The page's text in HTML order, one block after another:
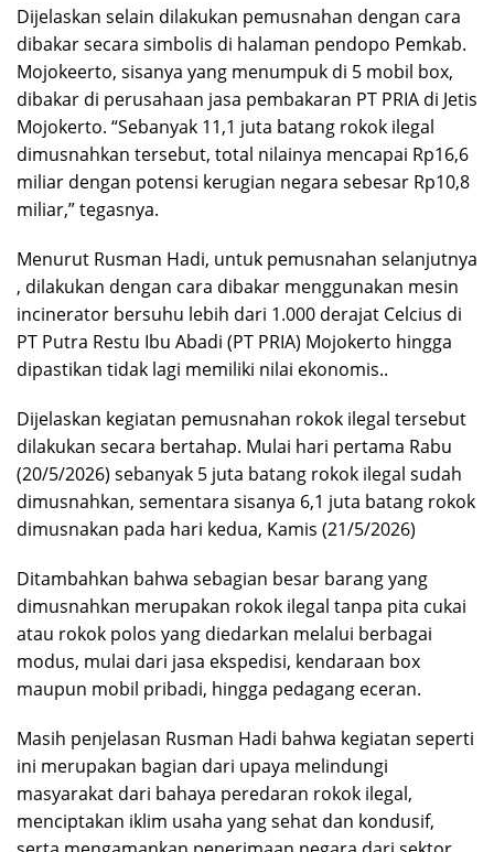
Dijelaskan selain dilakukan pemusnahan dengan cara
dibakar secara simbolis di halaman pendopo Pemkab.
Mojokeerto, sisanya yang menumpuk di 5 mobil box,
dibakar di perusahaan jasa pembakaran PT PRIA di Jetis
Mojokerto. “Sebanyak 11,1 juta batang rokok ilegal
dimusnahkan tersebut, total nilainya mencapai Rp16,6
miliar dengan potensi kerugian negara sebesar Rp10,8
miliar,” tegasnya.
Menurut Rusman Hadi, untuk pemusnahan selanjutnya
, dilakukan dengan cara dibakar menggunakan mesin
incinerator bersuhu lebih dari 1.000 derajat Celcius di
PT Putra Restu Ibu Abadi (PT PRIA) Mojokerto hingga
dipastikan tidak lagi memiliki nilai ekonomis..
Dijelaskan kegiatan pemusnahan rokok ilegal tersebut
dilakukan secara bertahap. Mulai hari pertama Rabu
(20/5/2026) sebanyak 5 juta batang rokok ilegal sudah
dimusnahkan, sementara sisanya 6,1 juta batang rokok
dimusnakan pada hari kedua, Kamis (21/5/2026)
Ditambahkan bahwa sebagian besar barang yang
dimusnahkan merupakan rokok ilegal tanpa pita cukai
atau rokok polos yang diedarkan melalui berbagai
modus, mulai dari jasa ekspedisi, kendaraan box
maupun mobil pribadi, hingga pedagang eceran.
Masih penjelasan Rusman Hadi bahwa kegiatan seperti
ini merupakan bagian dari upaya melindungi
masyarakat dari bahaya peredaran rokok ilegal,
menciptakan iklim usaha yang sehat dan kondusif,